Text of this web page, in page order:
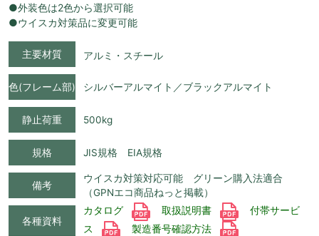
●外装色は2色から選択可能
●ウイスカ対策品に変更可能
主要材質 アルミ・スチール
色(フレーム部) シルバーアルマイト／ブラックアルマイト
静止荷重 500kg
規格 JIS規格 EIA規格
備考
ウイスカ対策対応可能 グリーン購入法適合
（GPNエコ商品ねっと掲載）
各種資料
カタログ 取扱説明書
付帯サービ
ス
製造番号確認方法